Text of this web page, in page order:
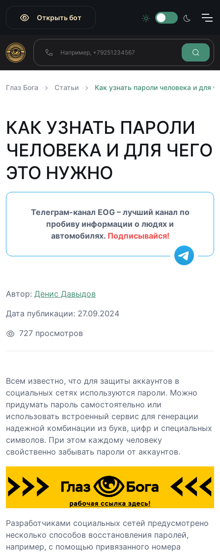
Открыть бот
Глаз Бога Статьи Как узнать пароли человека и для
КАК УЗНАТЬ ПАРОЛИ
ЧЕЛОВЕКА И ДЛЯ ЧЕГО
ЭТО НУЖНО
Телеграм-канал EOG – лучший канал по
пробиву информации о людях и
автомобилях. Подписывайся!
Автор: Денис Давыдов
Дата публикации: 27.09.2024
727 просмотров
Всем известно, что для защиты аккаунтов в
социальных сетях используются пароли. Можно
придумать пароль самостоятельно или
использовать встроенный сервис для генерации
надежной комбинации из букв, цифр и специальных
символов. При этом каждому человеку
свойственно забывать пароли от аккаунтов.
Разработчиками социальных сетей предусмотрено
несколько способов восстановления паролей,
например, с помощью привязанного номера